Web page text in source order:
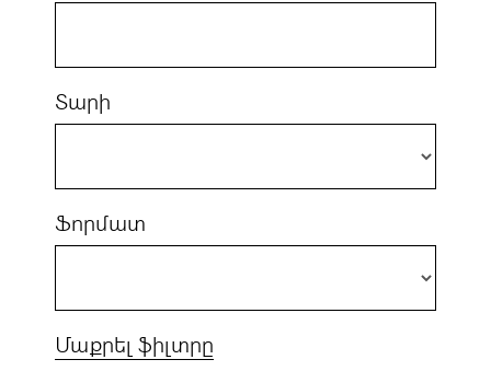
Տարի
Ֆորմատ
Մաքրել ֆիլտրը